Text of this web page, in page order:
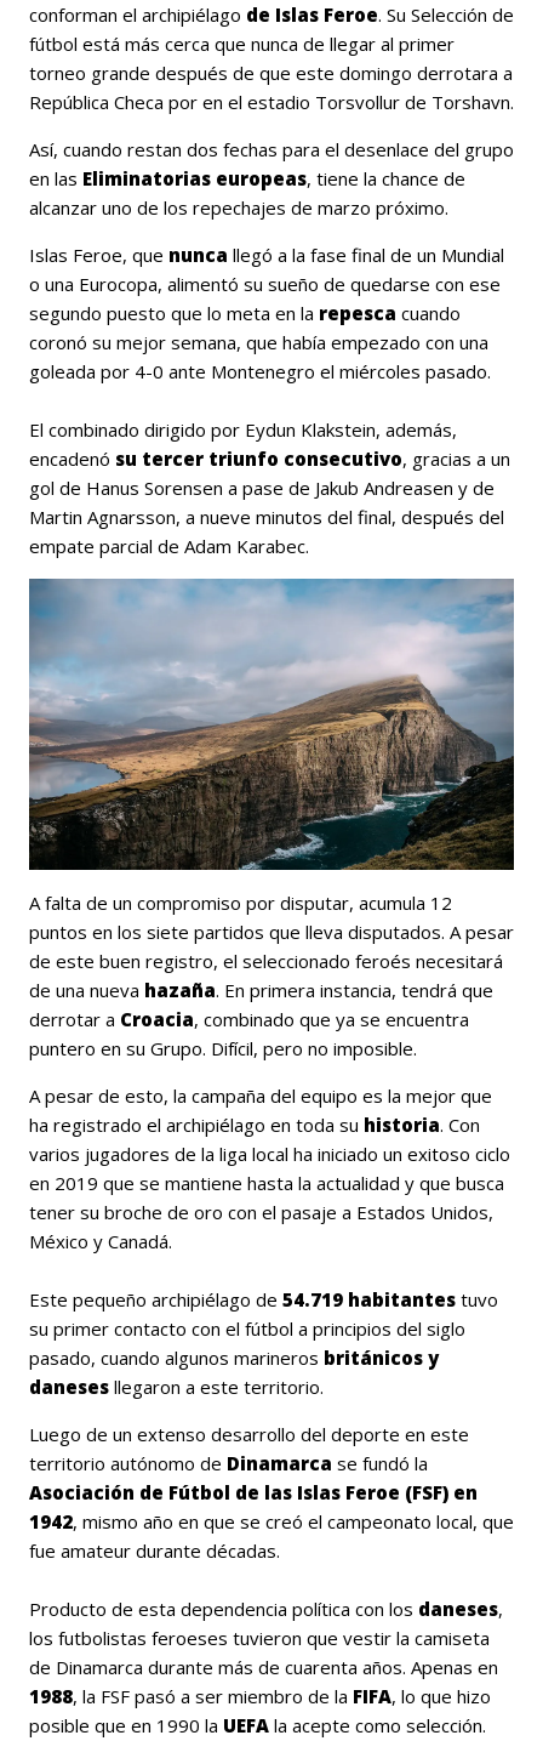
conforman el archipiélago de Islas Feroe. Su Selección de
fútbol está más cerca que nunca de llegar al primer
torneo grande después de que este domingo derrotara a
República Checa por en el estadio Torsvollur de Torshavn.
Así, cuando restan dos fechas para el desenlace del grupo
en las Eliminatorias europeas, tiene la chance de
alcanzar uno de los repechajes de marzo próximo.
Islas Feroe, que nunca llegó a la fase final de un Mundial
o una Eurocopa, alimentó su sueño de quedarse con ese
segundo puesto que lo meta en la repesca cuando
coronó su mejor semana, que había empezado con una
goleada por 4-0 ante Montenegro el miércoles pasado.
El combinado dirigido por Eydun Klakstein, además,
encadenó su tercer triunfo consecutivo, gracias a un
gol de Hanus Sorensen a pase de Jakub Andreasen y de
Martin Agnarsson, a nueve minutos del final, después del
empate parcial de Adam Karabec.
A falta de un compromiso por disputar, acumula 12
puntos en los siete partidos que lleva disputados. A pesar
de este buen registro, el seleccionado feroés necesitará
de una nueva hazaña. En primera instancia, tendrá que
derrotar a Croacia, combinado que ya se encuentra
puntero en su Grupo. Difícil, pero no imposible.
A pesar de esto, la campaña del equipo es la mejor que
ha registrado el archipiélago en toda su historia. Con
varios jugadores de la liga local ha iniciado un exitoso ciclo
en 2019 que se mantiene hasta la actualidad y que busca
tener su broche de oro con el pasaje a Estados Unidos,
México y Canadá.
Este pequeño archipiélago de 54.719 habitantes tuvo
su primer contacto con el fútbol a principios del siglo
pasado, cuando algunos marineros británicos y
daneses llegaron a este territorio.
Luego de un extenso desarrollo del deporte en este
territorio autónomo de Dinamarca se fundó la
Asociación de Fútbol de las Islas Feroe (FSF) en
1942, mismo año en que se creó el campeonato local, que
fue amateur durante décadas.
Producto de esta dependencia política con los daneses,
los futbolistas feroeses tuvieron que vestir la camiseta
de Dinamarca durante más de cuarenta años. Apenas en
1988, la FSF pasó a ser miembro de la FIFA, lo que hizo
posible que en 1990 la UEFA la acepte como selección.